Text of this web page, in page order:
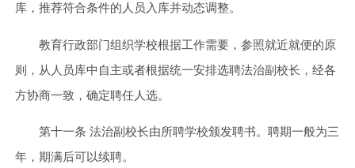
库，推荐符合条件的人员入库并动态调整。
教育行政部门组织学校根据工作需要，参照就近就便的原
则，从人员库中自主或者根据统一安排选聘法治副校长，经各
方协商一致，确定聘任人选。
第十一条 法治副校长由所聘学校颁发聘书。聘期一般为三
年，期满后可以续聘。